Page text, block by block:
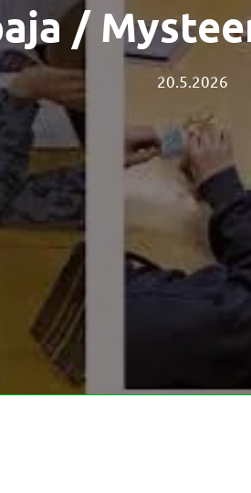
/
20.5.2026